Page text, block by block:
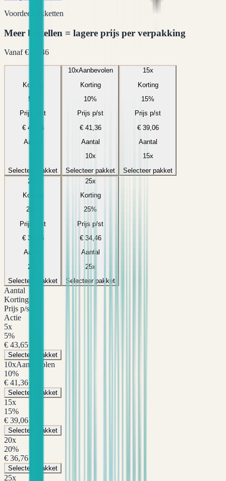
Voordeelpakketten
Meer bestellen = lagere prijs per verpakking
Vanaf€ 34,46
Korting
5
Prijs p/st
€ 43,65
Aantal
Selecteer pakket
10xAanbevolen
Korting
10%
Prijs p/st
€ 41,36
Aantal
10x
Selecteer pakket
15x
Korting
15%
Prijs p/st
€ 39,06
Aantal
15x
Selecteer pakket
20
Korting
20
Prijs p/st
€ 36,76
Aantal
20
Selecteer pakket
25x
Korting
25%
Prijs p/st
€ 34,46
Aantal
25x
Selecteer pakket
Aantal
Korting
Prijs p/st
Actie
5x
5%
€ 43,65
Selecteer pakket
10xAanbevolen
10%
€ 41,36
Selecteer pakket
15x
15%
€ 39,06
Selecteer pakket
20x
20%
€ 36,76
Selecteer pakket
25x